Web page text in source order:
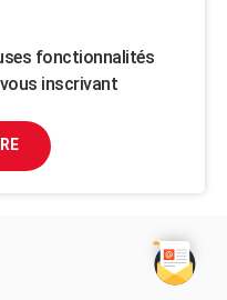
fonctionnalités
inscrivant